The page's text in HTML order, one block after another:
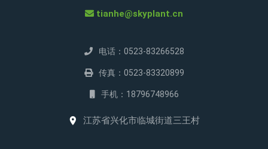
tianhe@skyplant.cn
电话：0523-83266528
传真：0523-83320899
手机：18796748966
江苏省兴化市临城街道三王村